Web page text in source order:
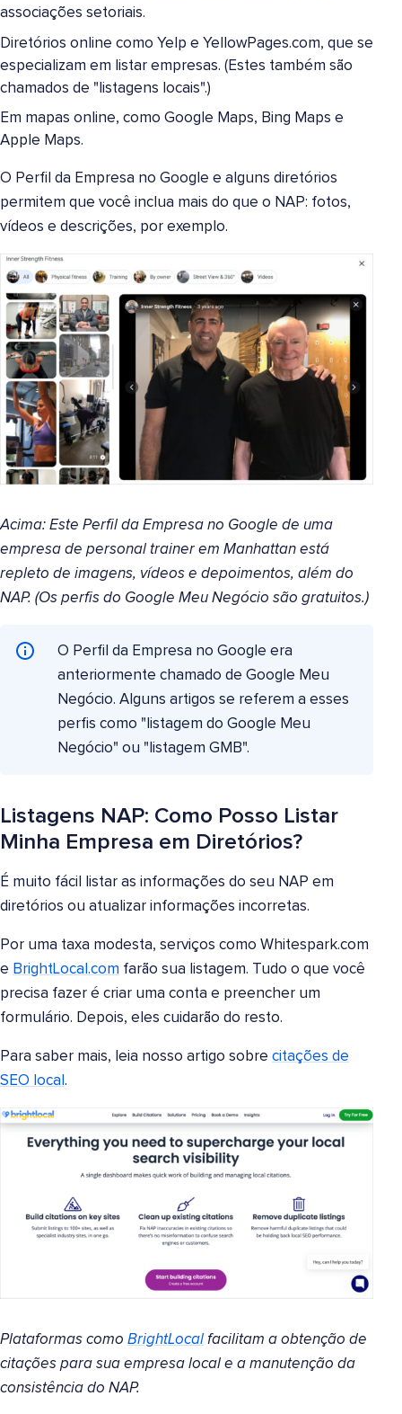
associações setoriais.
Diretórios online como Yelp e YellowPages.com, que se
especializam em listar empresas. (Estes também são
chamados de "listagens locais".)
Em mapas online, como Google Maps, Bing Maps e
Apple Maps.
O Perfil da Empresa no Google e alguns diretórios
permitem que você inclua mais do que o NAP: fotos,
vídeos e descrições, por exemplo.
Acima: Este Perfil da Empresa no Google de uma
empresa de personal trainer em Manhattan está
repleto de imagens, vídeos e depoimentos, além do
NAP. (Os perfis do Google Meu Negócio são gratuitos.)
O Perfil da Empresa no Google era
anteriormente chamado de Google Meu
Negócio. Alguns artigos se referem a esses
perfis como "listagem do Google Meu
Negócio" ou "listagem GMB".
Listagens NAP: Como Posso Listar
Minha Empresa em Diretórios?
É muito fácil listar as informações do seu NAP em
diretórios ou atualizar informações incorretas.
Por uma taxa modesta, serviços como Whitespark.com
e BrightLocal.com farão sua listagem. Tudo o que você
precisa fazer é criar uma conta e preencher um
formulário. Depois, eles cuidarão do resto.
Para saber mais, leia nosso artigo sobre citações de
SEO local .
Plataformas como BrightLocal facilitam a obtenção de
citações para sua empresa local e a manutenção da
consistência do NAP.